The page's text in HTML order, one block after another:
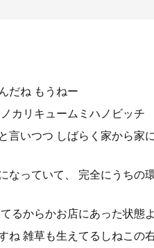
だね もうねー
カリキュームミハノビッチ
言いつつ しばらく家から家
っていて、 完全にうちの
るからかお店にあった状態
ね 雑草も生えてるしねこの